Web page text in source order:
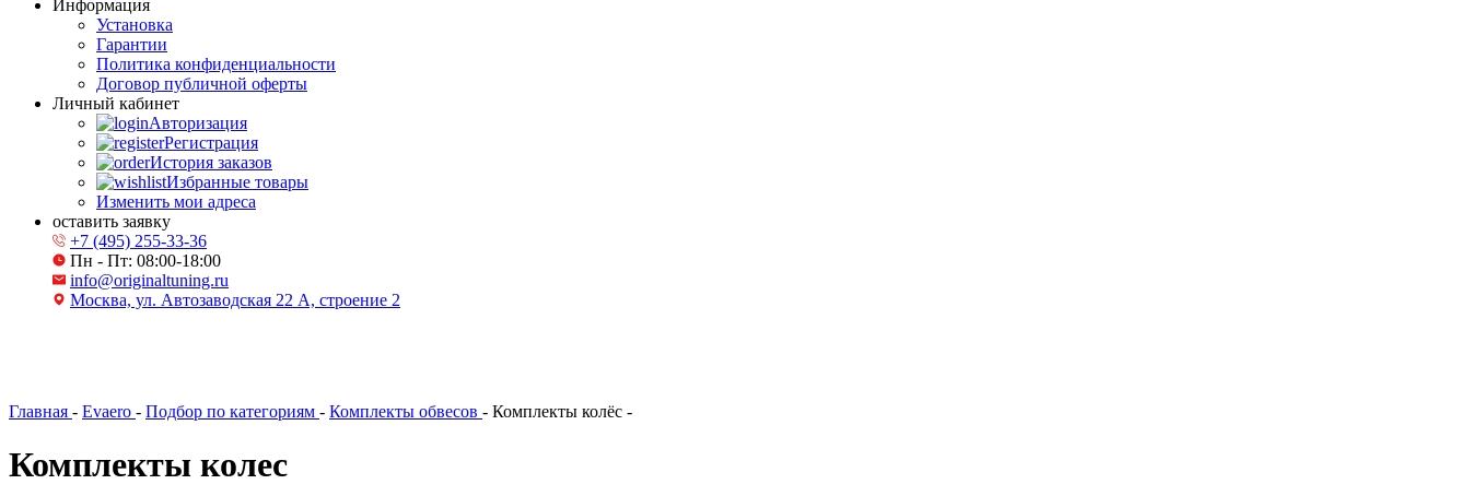
Информация
Установка
Гарантии
Политика конфиденциальности
Договор публичной оферты
Личный кабинет
Авторизация
Регистрация
История заказов
Избранные товары
Изменить мои адреса
оставить заявку
+7 (495) 255-33-36
Пн - Пт: 08:00-18:00
info@originaltuning.ru
Москва, ул. Автозаводская 22 А, строение 2
Главная - Evaero - Подбор по категориям - Комплекты обвесов - Комплекты колёс -
Комплекты колес